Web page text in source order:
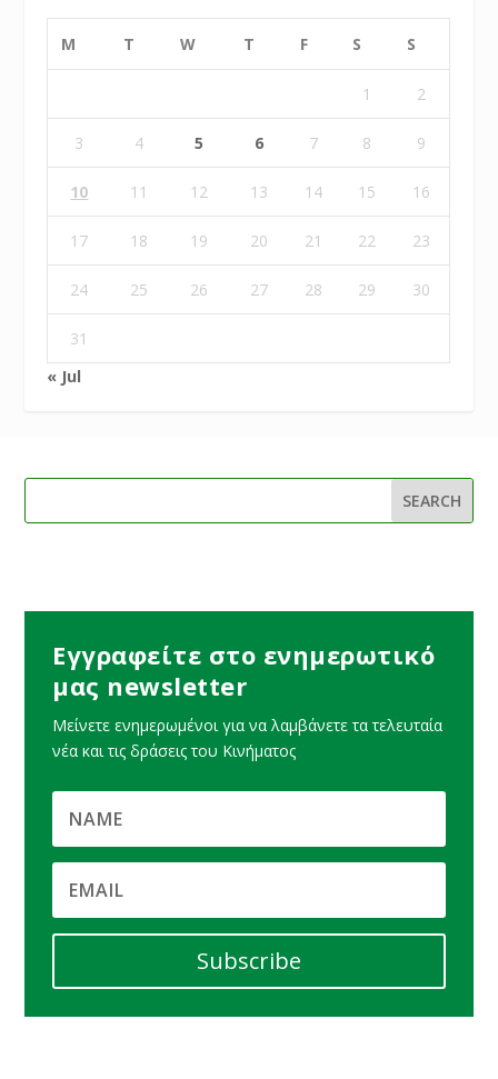
M T W T F S S
1 2
3 4 5 6 7 8 9
10 11 12 13 14 15 16
17 18 19 20 21 22 23
24 25 26 27 28 29 30
31
« Jul
Εγγραφείτε στο ενημερωτικό
μας newsletter
Μείνετε ενημερωμένοι για να λαμβάνετε τα τελευταία
νέα και τις δράσεις του Κινήματος
Subscribe